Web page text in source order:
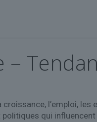
–
l’emploi,
qui